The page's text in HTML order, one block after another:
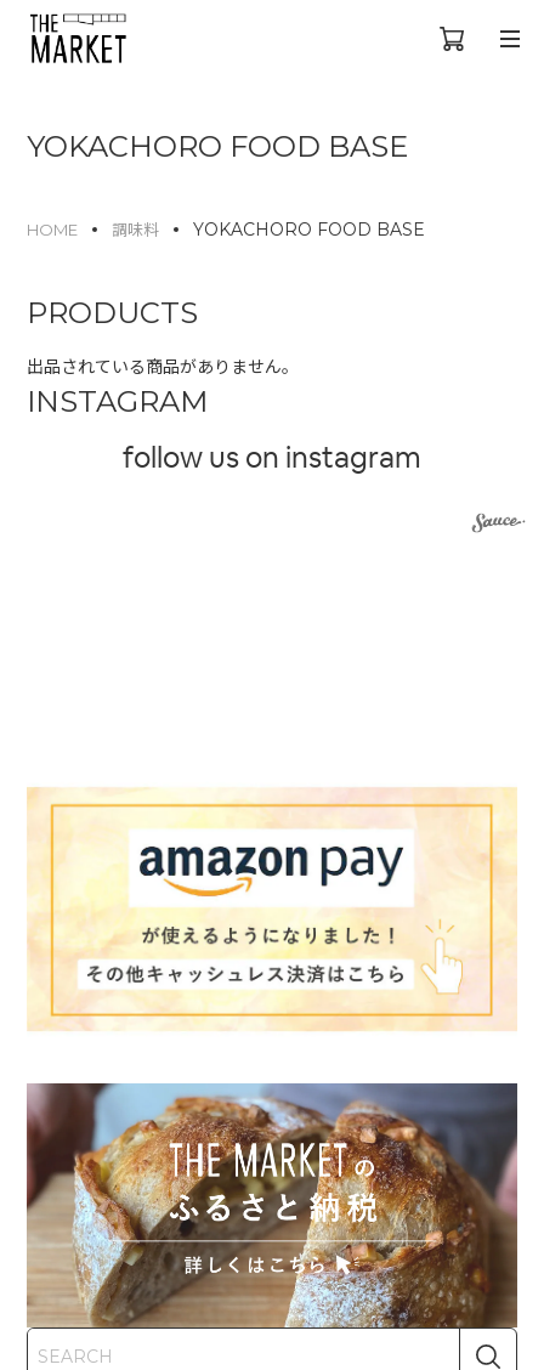
YOKACHORO FOOD BASE
HOME 調味料 YOKACHORO FOOD BASE
PRODUCTS
出品されている商品がありません。
INSTAGRAM
follow us on instagram